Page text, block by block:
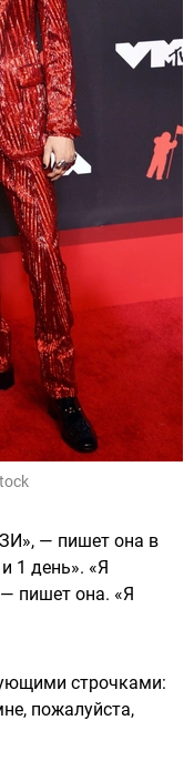
— пишет она в
1 день». «Я
пишет она. «Я
строчками:
пожалуйста,